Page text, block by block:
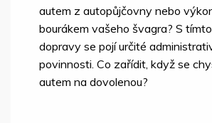
autem z autopůjčovny nebo
bourákem vašeho švagra? S
dopravy se pojí určité
povinnosti. Co zařídit, když se
autem na dovolenou?